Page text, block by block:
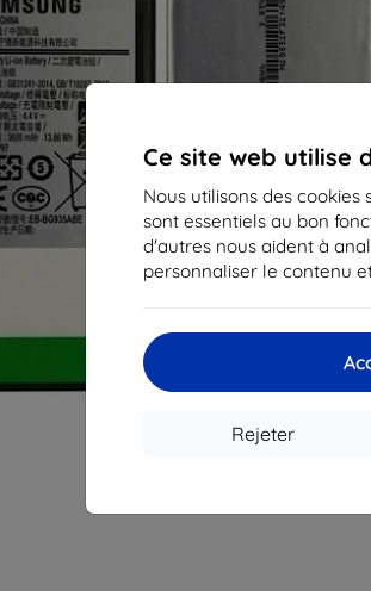
Ce site web utilise
Nous utilisons des cookies
sont essentiels au bon
d'autres nous aident à
personnaliser le contenu
Rejeter